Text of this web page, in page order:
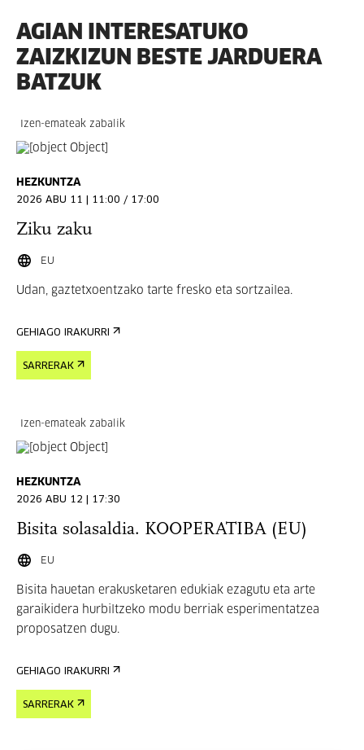
AGIAN INTERESATUKO
ZAIZKIZUN BESTE JARDUERA
BATZUK
Izen-emateak zabalik
HEZKUNTZA
2026 ABU 11 | 11:00 / 17:00
Ziku zaku
EU
Udan, gaztetxoentzako tarte fresko eta sortzailea.
GEHIAGO IRAKURRI
SARRERAK
Izen-emateak zabalik
HEZKUNTZA
2026 ABU 12 | 17:30
Bisita solasaldia. KOOPERATIBA (EU)
EU
Bisita hauetan erakusketaren edukiak ezagutu eta arte
garaikidera hurbiltzeko modu berriak esperimentatzea
proposatzen dugu.
GEHIAGO IRAKURRI
SARRERAK